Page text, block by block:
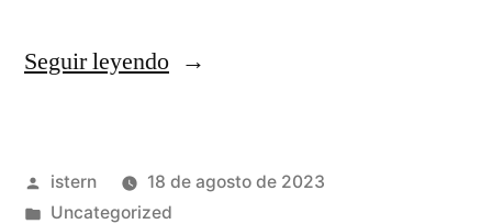
Seguir leyendo«camisetas
aliexpress»
Publicado
por
istern
18 de agosto de 2023
Publicado
Uncategorized